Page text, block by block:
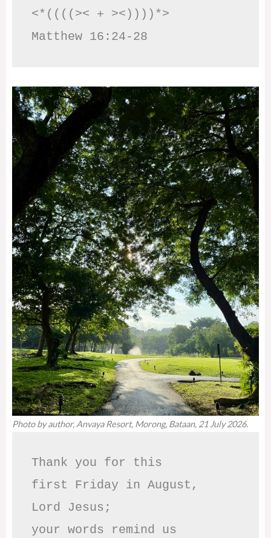
<*((((>< + ><))))*>
Matthew 16:24-28
Photo by author, Anvaya Resort, Morong, Bataan, 21 July 2026.
Thank you for this
first Friday in August,
Lord Jesus;
your words remind us